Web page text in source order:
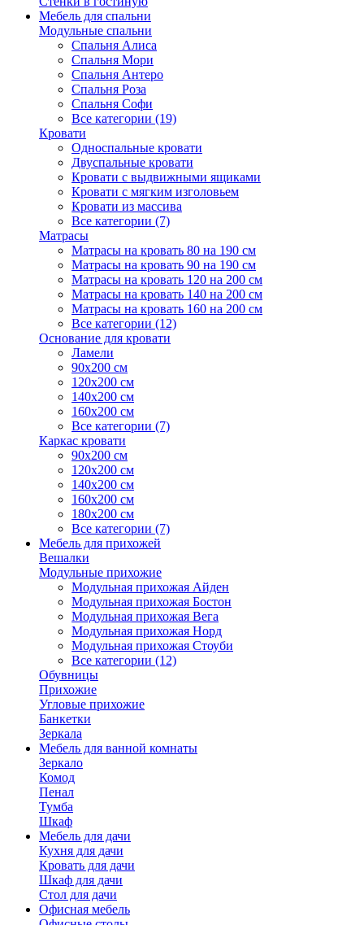
Мебель для спальни
Модульные спальни
Спальня Алиса
Спальня Мори
Спальня Антеро
Спальня Роза
Спальня Софи
Все категории (19)
Кровати
Односпальные кровати
Двуспальные кровати
Кровати с выдвижными ящиками
Кровати с мягким изголовьем
Кровати из массива
Все категории (7)
Матрасы
Матрасы на кровать 80 на 190 см
Матрасы на кровать 90 на 190 см
Матрасы на кровать 120 на 200 см
Матрасы на кровать 140 на 200 см
Матрасы на кровать 160 на 200 см
Все категории (12)
Основание для кровати
Ламели
90х200 см
120х200 см
140х200 см
160х200 см
Все категории (7)
Каркас кровати
90х200 см
120х200 см
140х200 см
160х200 см
180х200 см
Все категории (7)
Мебель для прихожей
Вешалки
Модульные прихожие
Модульная прихожая Айден
Модульная прихожая Бостон
Модульная прихожая Вега
Модульная прихожая Норд
Модульная прихожая Стоуби
Все категории (12)
Обувницы
Прихожие
Угловые прихожие
Банкетки
Зеркала
Мебель для ванной комнаты
Зеркало
Комод
Пенал
Тумба
Шкаф
Мебель для дачи
Кухня для дачи
Кровать для дачи
Шкаф для дачи
Стол для дачи
Офисная мебель